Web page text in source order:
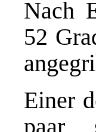
Nach
52
Einer
paar